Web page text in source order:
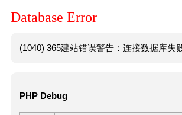
Database Error
(1040) 365建站错误警告：连接数据库失
PHP Debug